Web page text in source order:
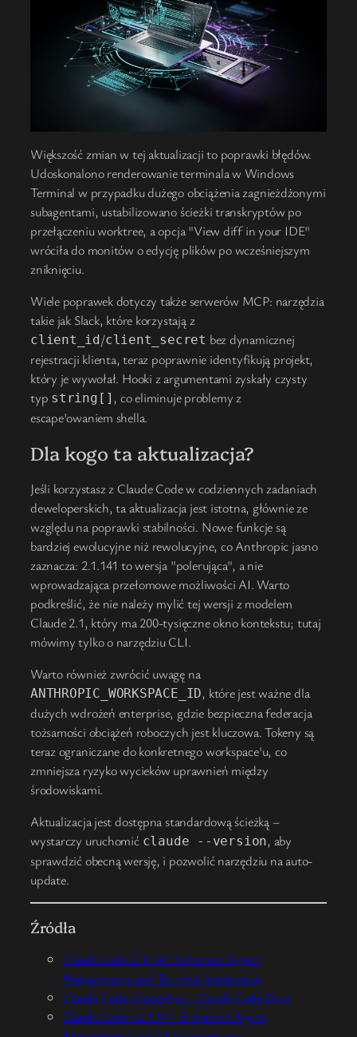
Większość zmian w tej aktualizacji to poprawki błędów.
Udoskonalono renderowanie terminala w Windows
Terminal w przypadku dużego obciążenia zagnieżdżonymi
subagentami, ustabilizowano ścieżki transkryptów po
przełączeniu worktree, a opcja "View diff in your IDE"
wróciła do monitów o edycję plików po wcześniejszym
zniknięciu.
Wiele poprawek dotyczy także serwerów MCP: narzędzia
takie jak Slack, które korzystają z
client_id /client_secret bez dynamicznej
rejestracji klienta, teraz poprawnie identyfikują projekt,
który je wywołał. Hooki z argumentami zyskały czysty
typ string[] , co eliminuje problemy z
escape'owaniem shella.
Dla kogo ta aktualizacja?
Jeśli korzystasz z Claude Code w codziennych zadaniach
deweloperskich, ta aktualizacja jest istotna, głównie ze
względu na poprawki stabilności. Nowe funkcje są
bardziej ewolucyjne niż rewolucyjne, co Anthropic jasno
zaznacza: 2.1.141 to wersja "polerująca", a nie
wprowadzająca przełomowe możliwości AI. Warto
podkreślić, że nie należy mylić tej wersji z modelem
Claude 2.1, który ma 200-tysięczne okno kontekstu; tutaj
mówimy tylko o narzędziu CLI.
Warto również zwrócić uwagę na
ANTHROPIC_WORKSPACE_ID, które jest ważne dla
dużych wdrożeń enterprise, gdzie bezpieczna federacja
tożsamości obciążeń roboczych jest kluczowa. Tokeny są
teraz ograniczane do konkretnego workspace'u, co
zmniejsza ryzyko wycieków uprawnień między
środowiskami.
Aktualizacja jest dostępna standardową ścieżką –
wystarczy uruchomić claude --version, aby
sprawdzić obecną wersję, i pozwolić narzędziu na auto-
update.
Źródła
Claude Code 2.1.141: Enhanced Agent
Management and Terminal Integration
Claude Code changelog – Claude Code Docs
Claude Code v2.1.141: Enhanced Agent